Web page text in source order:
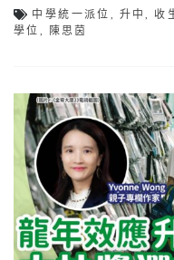
中學統一派位 , 升中, 收
學位 , 陳思茵